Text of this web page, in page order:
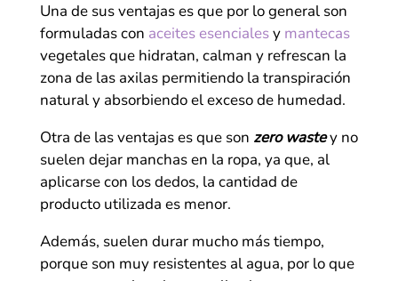
Una de sus ventajas es que por lo general son
formuladas con aceites esencialesy mantecas
vegetales que hidratan, calman y refrescan la
zona de las axilas permitiendo la transpiración
natural y absorbiendo el exceso de humedad.
Otra de las ventajas es que son zero wastey no
suelen dejar manchas en la ropa, ya que, al
aplicarse con los dedos, la cantidad de
producto utilizada es menor.
Además, suelen durar mucho más tiempo,
porque son muy resistentes al agua, por lo que